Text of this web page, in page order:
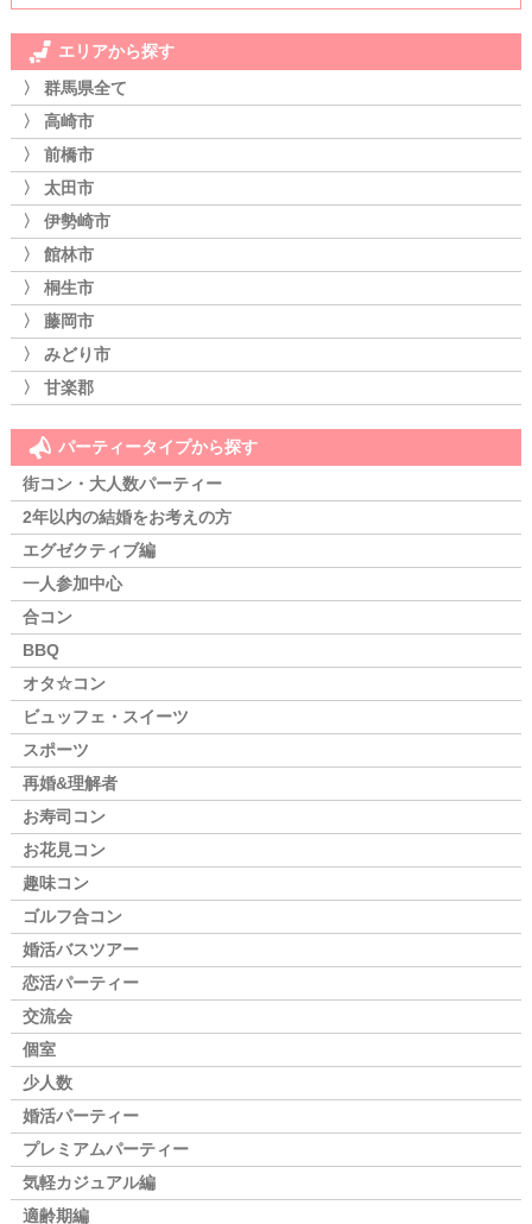
エリアから探す
〉 群馬県全て
〉 高崎市
〉 前橋市
〉 太田市
〉 伊勢崎市
〉 館林市
〉 桐生市
〉 藤岡市
〉 みどり市
〉 甘楽郡
パーティータイプから探す
街コン・大人数パーティー
2年以内の結婚をお考えの方
エグゼクティブ編
一人参加中心
合コン
BBQ
オタ☆コン
ビュッフェ・スイーツ
スポーツ
再婚&理解者
お寿司コン
お花見コン
趣味コン
ゴルフ合コン
婚活バスツアー
恋活パーティー
交流会
個室
少人数
婚活パーティー
プレミアムパーティー
気軽カジュアル編
適齢期編